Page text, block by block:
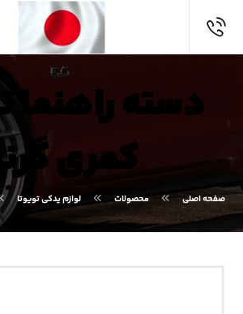
دسته راهنما
کمری
صفحه اصلی محصولات لوازم یدکی تویوتا